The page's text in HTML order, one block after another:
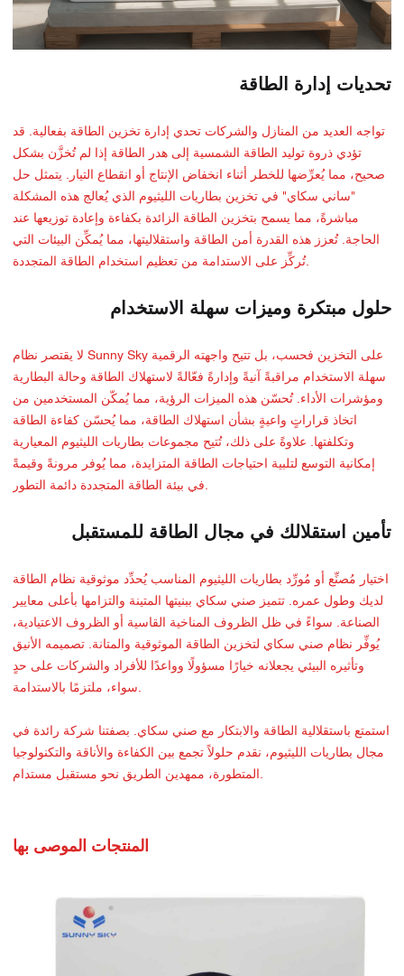
تحديات إدارة الطاقة
تواجه العديد من المنازل والشركات تحدي إدارة تخزين الطاقة بفعالية. قد
تؤدي ذروة توليد الطاقة الشمسية إلى هدر الطاقة إذا لم تُخزَّن بشكل
صحيح، مما يُعرِّضها للخطر أثناء انخفاض الإنتاج أو انقطاع التيار. يتمثل حل
"ساني سكاي" في تخزين بطاريات الليثيوم الذي يُعالج هذه المشكلة
مباشرةً، مما يسمح بتخزين الطاقة الزائدة بكفاءة وإعادة توزيعها عند
الحاجة. تُعزز هذه القدرة أمن الطاقة واستقلاليتها، مما يُمكِّن البيئات التي
تُركِّز على الاستدامة من تعظيم استخدام الطاقة المتجددة.
حلول مبتكرة وميزات سهلة الاستخدام
لا يقتصر نظام Sunny Sky على التخزين فحسب، بل تتيح واجهته الرقمية
سهلة الاستخدام مراقبةً آنيةً وإدارةً فعّالةً لاستهلاك الطاقة وحالة البطارية
ومؤشرات الأداء. تُحسّن هذه الميزات الرؤية، مما يُمكّن المستخدمين من
اتخاذ قراراتٍ واعيةٍ بشأن استهلاك الطاقة، مما يُحسّن كفاءة الطاقة
وتكلفتها. علاوةً على ذلك، تُتيح مجموعات بطاريات الليثيوم المعيارية
إمكانية التوسع لتلبية احتياجات الطاقة المتزايدة، مما يُوفر مرونةً وقيمةً
في بيئة الطاقة المتجددة دائمة التطور.
تأمين استقلالك في مجال الطاقة للمستقبل
اختيار مُصنِّع أو مُورِّد بطاريات الليثيوم المناسب يُحدِّد موثوقية نظام الطاقة
لديك وطول عمره. تتميز صني سكاي ببنيتها المتينة والتزامها بأعلى معايير
الصناعة. سواءً في ظل الظروف المناخية القاسية أو الظروف الاعتيادية،
يُوفِّر نظام صني سكاي لتخزين الطاقة الموثوقية والمتانة. تصميمه الأنيق
وتأثيره البيئي يجعلانه خيارًا مسؤولًا وواعدًا للأفراد والشركات على حدٍ
سواء، ملتزمًا بالاستدامة.
استمتع باستقلالية الطاقة والابتكار مع صني سكاي. بصفتنا شركة رائدة في
مجال بطاريات الليثيوم، نقدم حلولاً تجمع بين الكفاءة والأناقة والتكنولوجيا
المتطورة، ممهدين الطريق نحو مستقبل مستدام.
المنتجات الموصى بها